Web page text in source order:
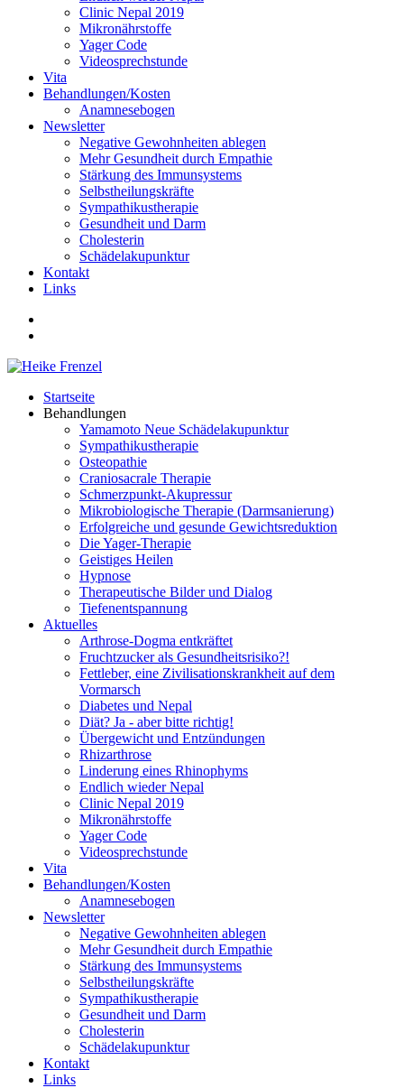
Clinic Nepal 2019
Mikronährstoffe
Yager Code
Videosprechstunde
Vita
Behandlungen/Kosten
Anamnesebogen
Newsletter
Negative Gewohnheiten ablegen
Mehr Gesundheit durch Empathie
Stärkung des Immunsystems
Selbstheilungskräfte
Sympathikustherapie
Gesundheit und Darm
Cholesterin
Schädelakupunktur
Kontakt
Links
Startseite
Behandlungen
Yamamoto Neue Schädelakupunktur
Sympathikustherapie
Osteopathie
Craniosacrale Therapie
Schmerzpunkt-Akupressur
Mikrobiologische Therapie (Darmsanierung)
Erfolgreiche und gesunde Gewichtsreduktion
Die Yager-Therapie
Geistiges Heilen
Hypnose
Therapeutische Bilder und Dialog
Tiefenentspannung
Aktuelles
Arthrose-Dogma entkräftet
Fruchtzucker als Gesundheitsrisiko?!
Fettleber, eine Zivilisationskrankheit auf dem
Vormarsch
Diabetes und Nepal
Diät? Ja - aber bitte richtig!
Übergewicht und Entzündungen
Rhizarthrose
Linderung eines Rhinophyms
Endlich wieder Nepal
Clinic Nepal 2019
Mikronährstoffe
Yager Code
Videosprechstunde
Vita
Behandlungen/Kosten
Anamnesebogen
Newsletter
Negative Gewohnheiten ablegen
Mehr Gesundheit durch Empathie
Stärkung des Immunsystems
Selbstheilungskräfte
Sympathikustherapie
Gesundheit und Darm
Cholesterin
Schädelakupunktur
Kontakt
Links